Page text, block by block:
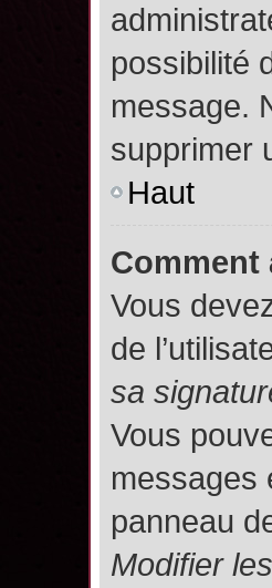
possibilité
message.
supprimer
Haut
Comment
Vous
de
sa
Vous
messages
panneau
Modifier